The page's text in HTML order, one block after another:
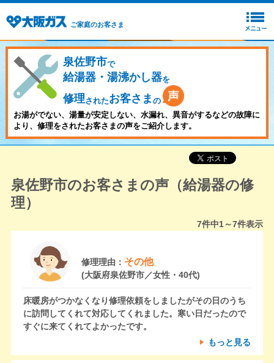
ご家庭のお客さま
泉佐野市で
給湯器・湯沸かし器を
修理されたお客さま の
お湯がでない、湯量が安定しない、水漏れ、異音がするなどの故障に
より、修理をされたお客さまの声をご紹介します。
泉佐野市のお客さまの声（給湯器の修
理）
7件中1～7件表示
修理理由： その他
(大阪府泉佐野市／女性・40代)
床暖房がつかなくなり修理依頼をしましたがその日のうち
に訪問してくれて対応してくれました。寒い日だったので
すぐに来てくれてよかったです。
もっと見る